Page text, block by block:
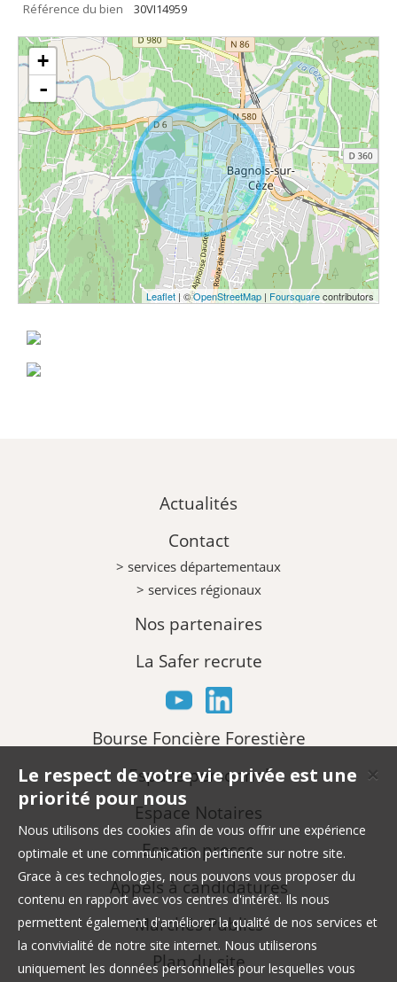
Référence du bien
30VI14959
+
-
Leaflet | ©OpenStreetMap | Foursquarecontributors
Actualités
Contact
> services départementaux
> services régionaux
Nos partenaires
La Safer recrute
Bourse Foncière Forestière
Espace personnel
Espace Notaires
Espace presse
Appels à candidatures
Marchés Publics
Plan du site
✕
Le respect de votre vie privée est une
priorité pour nous
Nous utilisons des cookies afin de vous offrir une expérience
optimale et une communication pertinente sur notre site.
Grace à ces technologies, nous pouvons vous proposer du
contenu en rapport avec vos centres d'intérêt. Ils nous
permettent également d'améliorer la qualité de nos services et
la convivialité de notre site internet. Nous utiliserons
uniquement les données personnelles pour lesquelles vous